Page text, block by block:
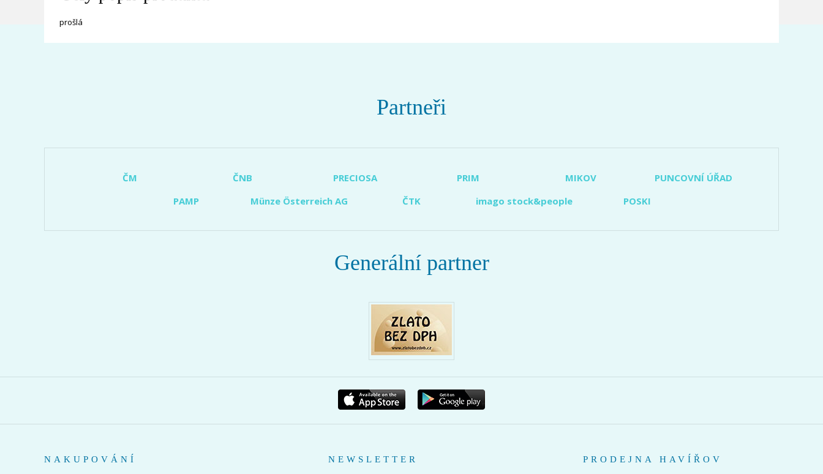
prošlá
Partneři
ČM ČNB PRECIOSA PRIM MIKOV
PUNCOVNÍ ÚŘAD
PAMP
Münze Österreich AG ČTK imago stock&people POSKI
Generální partner
NAKUPOVÁNÍ NEWSLETTER PRODEJNA HAVÍŘOV